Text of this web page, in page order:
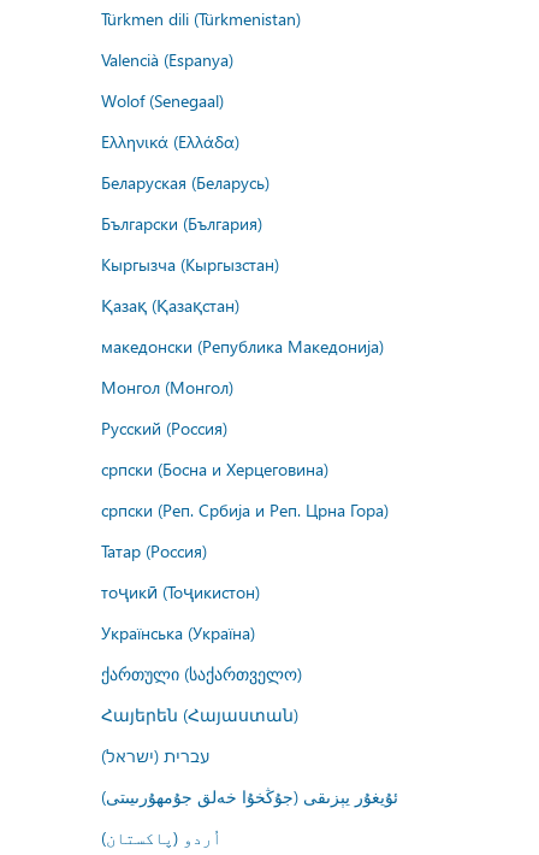
Türkmen dili (Türkmenistan)
Valencià (Espanya)
Wolof (Senegaal)
Ελληνικά (Ελλάδα)
Беларуская (Беларусь)
Български (България)
Кыргызча (Кыргызстан)
Қазақ (Қазақстан)
македонски (Република Македонија)
Монгол (Монгол)
Русский (Россия)
српски (Босна и Херцеговина)
српски (Реп. Србија и Реп. Црна Гора)
Татар (Россия)
тоҷикӣ (Тоҷикистон)
Українська (Україна)
ქართული (საქართველო)
Հայերեն (Հայաստան)
עברית (ישראל)
ئۇيغۇر يېزىقى (جۇڭخۇا خەلق جۇمھۇرىيىتى)
اُردو (پاکستان)